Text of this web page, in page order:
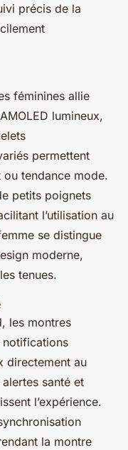
précis de la
féminines allie
lumineux,
permettent
tendance mode.
petits poignets
l’utilisation au
se distingue
moderne,
tenues.
les montres
notifications
directement au
santé et
l’expérience.
la montre